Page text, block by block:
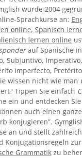
wurde 2004
Sprachkurse an:
online, Spanisch
lernen online
auf Spanische
Subjuntivo,
imperfecto,
wissen nicht wie man
Tippen Sie einfach
ein und entdecken
auch einen
konjugieren”.
an und stellt
Konjugationsregeln
Grammatik zu